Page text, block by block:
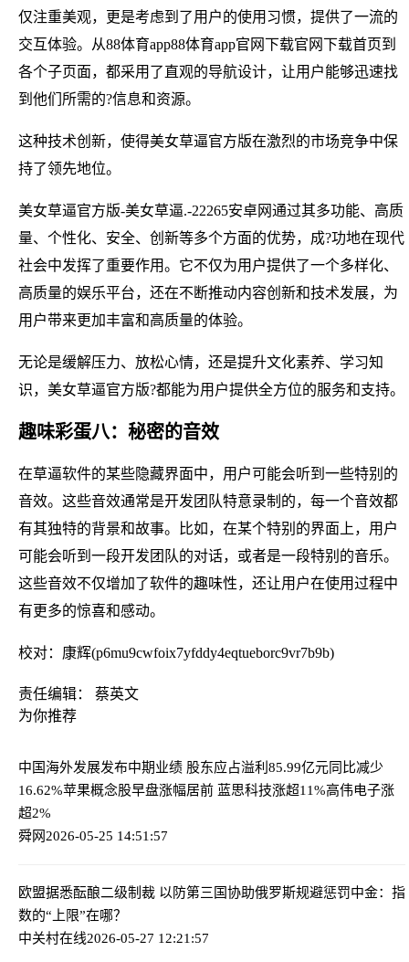
仅注重美观，更是考虑到了用户的使用习惯，提供了一流的
交互体验。从88体育app88体育app官网下载官网下载首页到
各个子页面，都采用了直观的导航设计，让用户能够迅速找
到他们所需的?信息和资源。
这种技术创新，使得美女草逼官方版在激烈的市场竞争中保
持了领先地位。
美女草逼官方版-美女草逼.-22265安卓网通过其多功能、高质
量、个性化、安全、创新等多个方面的优势，成?功地在现代
社会中发挥了重要作用。它不仅为用户提供了一个多样化、
高质量的娱乐平台，还在不断推动内容创新和技术发展，为
用户带来更加丰富和高质量的体验。
无论是缓解压力、放松心情，还是提升文化素养、学习知
识，美女草逼官方版?都能为用户提供全方位的服务和支持。
趣味彩蛋八：秘密的音效
在草逼软件的某些隐藏界面中，用户可能会听到一些特别的
音效。这些音效通常是开发团队特意录制的，每一个音效都
有其独特的背景和故事。比如，在某个特别的界面上，用户
可能会听到一段开发团队的对话，或者是一段特别的音乐。
这些音效不仅增加了软件的趣味性，还让用户在使用过程中
有更多的惊喜和感动。
校对：康辉(p6mu9cwfoix7yfddy4eqtueborc9vr7b9b)
责任编辑： 蔡英文
为你推荐
中国海外发展发布中期业绩 股东应占溢利85.99亿元同比减少
16.62%苹果概念股早盘涨幅居前 蓝思科技涨超11%高伟电子涨
超2%
舜网2026-05-25 14:51:57
欧盟据悉酝酿二级制裁 以防第三国协助俄罗斯规避惩罚中金：指
数的“上限”在哪？
中关村在线2026-05-27 12:21:57